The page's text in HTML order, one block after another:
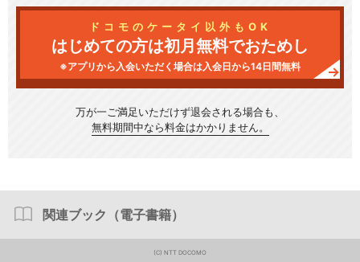
ドコモのケータイ以外もOK
はじめての方は初月無料でおためし
※アプリから入会いただく場合は入会日から14日間無料
万が一ご満足いただけず退会される場合も、
無料期間中なら料金はかかりません。
関連ブック（電子書籍）
(C) NTT DOCOMO